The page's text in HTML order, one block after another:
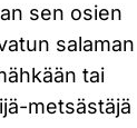
sen osien
salaman
tai
metsästäjä